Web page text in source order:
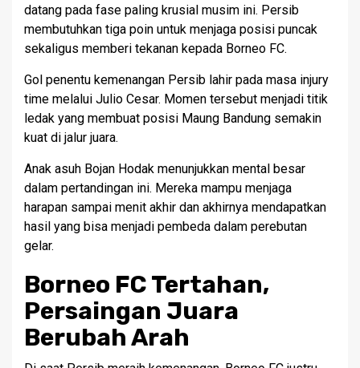
datang pada fase paling krusial musim ini. Persib
membutuhkan tiga poin untuk menjaga posisi puncak
sekaligus memberi tekanan kepada Borneo FC.
Gol penentu kemenangan Persib lahir pada masa injury
time melalui Julio Cesar. Momen tersebut menjadi titik
ledak yang membuat posisi Maung Bandung semakin
kuat di jalur juara.
Anak asuh Bojan Hodak menunjukkan mental besar
dalam pertandingan ini. Mereka mampu menjaga
harapan sampai menit akhir dan akhirnya mendapatkan
hasil yang bisa menjadi pembeda dalam perebutan
gelar.
Borneo FC Tertahan,
Persaingan Juara
Berubah Arah